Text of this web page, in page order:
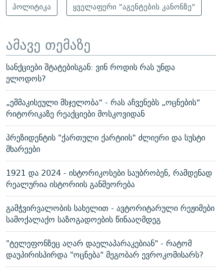
პოლიტიკა
ყველაფერი "აგენტების კანონზე"
ამავე თემაზე
სანქციები შტატებისგან: ვინ როდის რას უნდა
ელოდოს?
„ეშმაკისეული მსჯელობა“ - რას აჩვენებს „ოცნების“
რიტორიკაზე რეაქციები მოსკოვიდან
პრეზიდენტის "ქართული ქარტიის" ძლიერი და სუსტი
მხარეები
1921 და 2024 - ისტორიკოსები საუბრობენ, რამდენად
რეალურია ისტორიის განმეორება
გამჭვირვალობის სახელით - ავტორიტარული რეჟიმები
სამოქალაქო საზოგადოების წინააღმდეგ
"ტელეფონზეც აღარ დაელაპარაკებიან" - რატომ
დაუპირისპირდა "ოცნება" მეგობარ ევროკომისარს?